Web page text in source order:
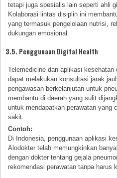
tetapi juga spesialis lain seperti ahli
Kolaborasi lintas disiplin ini
yang termasuk pengelolaan nutrisi,
dukungan emosional.
3.5. Penggunaan Digital Health
Telemedicine dan aplikasi
dapat melakukan konsultasi jarak
pengawasan berkelanjutan untuk
membantu di daerah yang sulit
untuk mendapatkan perawatan yang
sakit.
Contoh:
Di Indonesia, penggunaan aplikasi
Alodokter telah memungkinkan
dengan dokter tentang gejala
rekomendasi perawatan tanpa harus